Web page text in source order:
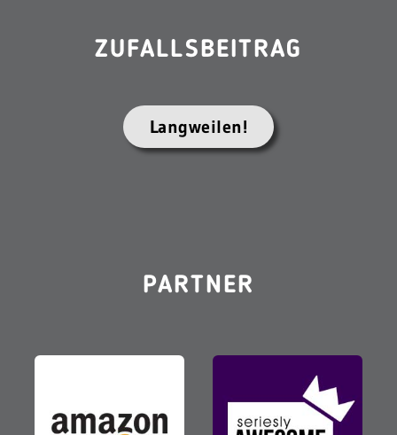
ZUFALLSBEITRAG
Langweilen!
PARTNER